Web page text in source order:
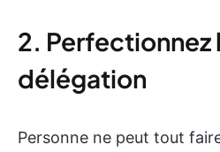
2. Perfectionnez
délégation
Personne ne peut tout